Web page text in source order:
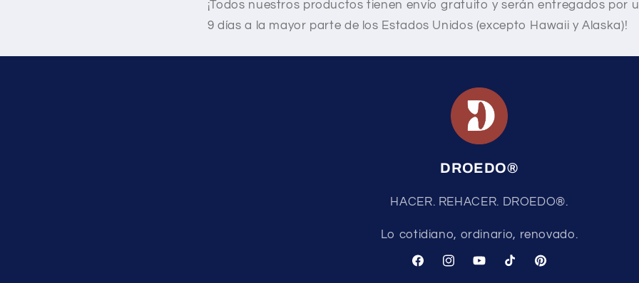
¡Todos nuestros productos tienen envío gratuito y serán entregados por
9 días a la mayor parte de los Estados Unidos (excepto Hawaii y Alaska)!
DROEDO®
HACER. REHACER. DROEDO®.
Lo cotidiano, ordinario, renovado.
FacebookInstagramYouTubeTikTok Pinterest